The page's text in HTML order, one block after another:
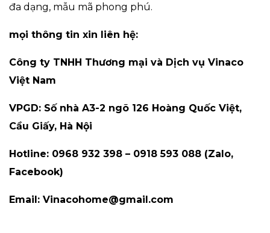
đa dạng, mẫu mã phong phú.
mọi thông tin xin liên hệ:
Công ty TNHH Thương mại và Dịch vụ Vinaco
Việt Nam
VPGD: Số nhà A3-2 ngõ 126 Hoàng Quốc Việt,
Cầu Giấy, Hà Nội
Hotline: 0968 932 398 – 0918 593 088 (Zalo,
Facebook)
Email: Vinacohome@gmail.com